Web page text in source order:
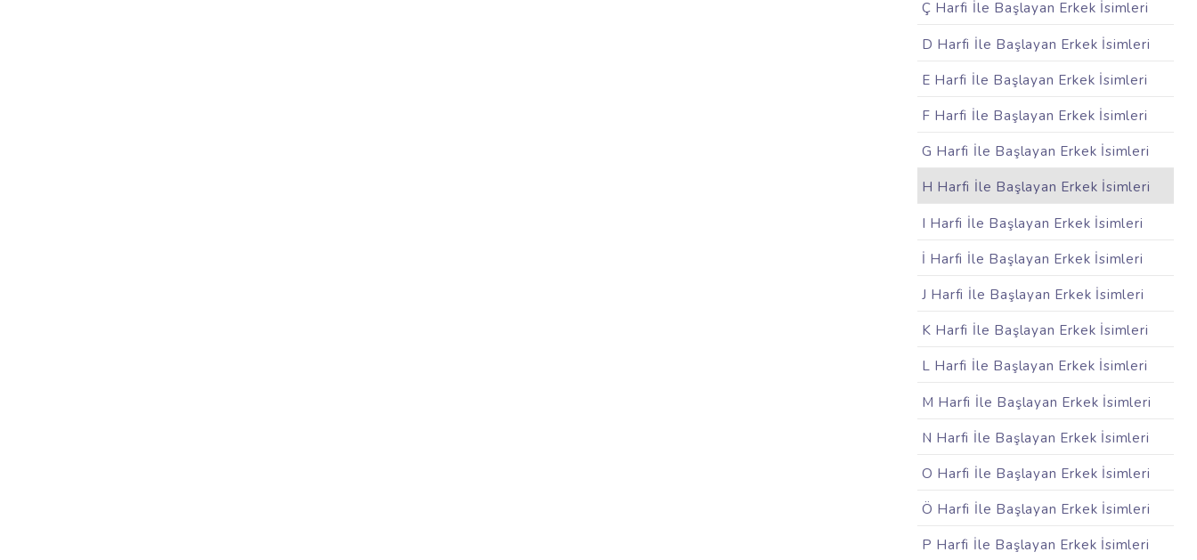
Ç Harfi İle Başlayan Erkek İsimleri
D Harfi İle Başlayan Erkek İsimleri
E Harfi İle Başlayan Erkek İsimleri
F Harfi İle Başlayan Erkek İsimleri
G Harfi İle Başlayan Erkek İsimleri
H Harfi İle Başlayan Erkek İsimleri
I Harfi İle Başlayan Erkek İsimleri
İ Harfi İle Başlayan Erkek İsimleri
J Harfi İle Başlayan Erkek İsimleri
K Harfi İle Başlayan Erkek İsimleri
L Harfi İle Başlayan Erkek İsimleri
M Harfi İle Başlayan Erkek İsimleri
N Harfi İle Başlayan Erkek İsimleri
O Harfi İle Başlayan Erkek İsimleri
Ö Harfi İle Başlayan Erkek İsimleri
P Harfi İle Başlayan Erkek İsimleri